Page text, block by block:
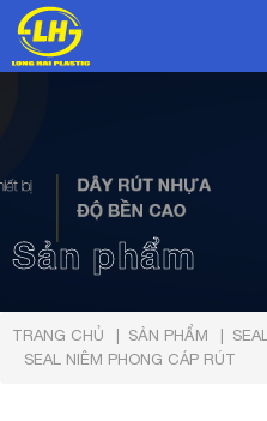
Sản phẩm
TRANG CHỦ SẢN PHẨM
SEAL NIÊM PHONG CÁP RÚT